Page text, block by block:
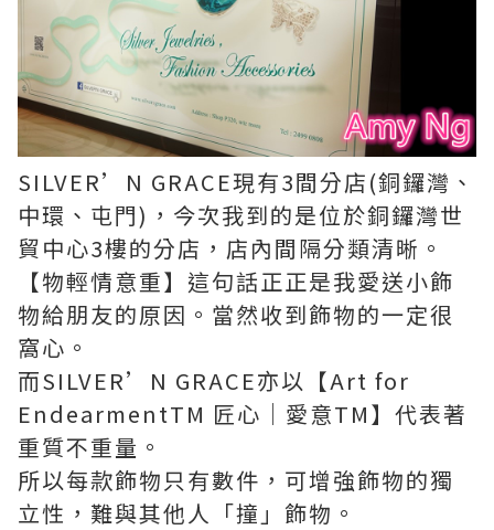
SILVER’N GRACE現有3間分店(銅鑼灣、
中環、屯門)，今次我到的是位於銅鑼灣世
貿中心3樓的分店，店內間隔分類清晰。
【物輕情意重】這句話正正是我愛送小飾
物給朋友的原因。當然收到飾物的一定很
窩心。
而SILVER’N GRACE亦以【Art for
EndearmentTM 匠心｜愛意TM】代表著
重質不重量。
所以每款飾物只有數件，可增強飾物的獨
立性，難與其他人「撞」飾物。